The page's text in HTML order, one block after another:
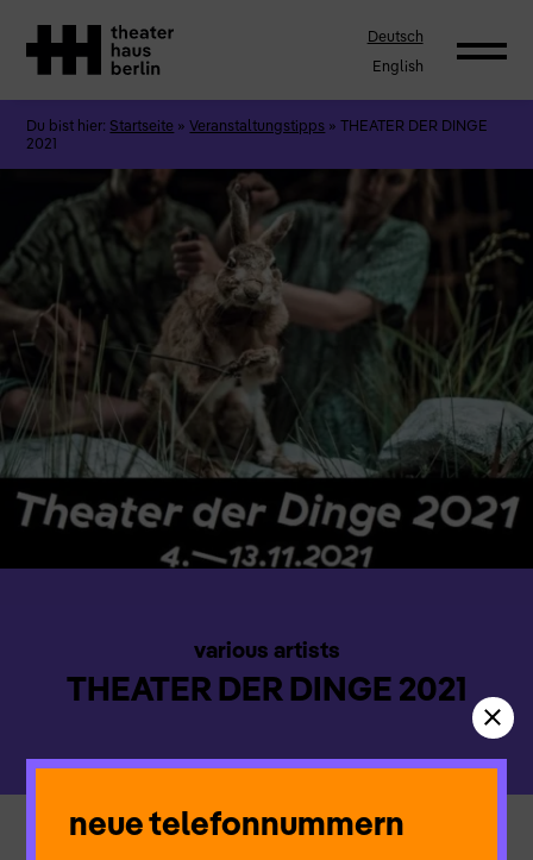
Deutsch
English
Du bist hier: Startseite »Veranstaltungstipps »THEATER DER DINGE
2021
various artists
THEATER DER DINGE 2021
neue telefonnummern